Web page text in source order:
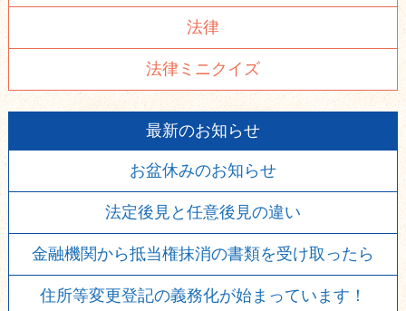
法律
法律ミニクイズ
最新のお知らせ
お盆休みのお知らせ
法定後見と任意後見の違い
金融機関から抵当権抹消の書類を受け取ったら
住所等変更登記の義務化が始まっています！